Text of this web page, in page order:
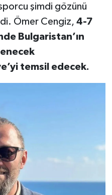
şimdi gözünü
Ömer Cengiz, 4-7
Bulgaristan’ın
temsil edecek.